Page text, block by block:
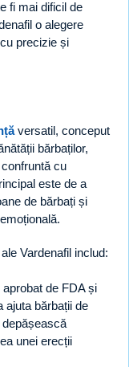
fi mai dificil de
o alegere
precizie și
versatil, conceput
bărbaților,
cu
este de a
de bărbați și
Vardenafil includ:
de FDA și
ajuta bărbații de
unei erecții